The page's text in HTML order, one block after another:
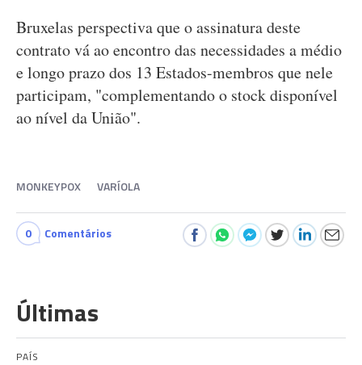
Bruxelas perspectiva que o assinatura deste
contrato vá ao encontro das necessidades a médio
e longo prazo dos 13 Estados-membros que nele
participam, "complementando o stock disponível
ao nível da União".
MONKEYPOX VARÍOLA
0 Comentários
Últimas
PAÍS